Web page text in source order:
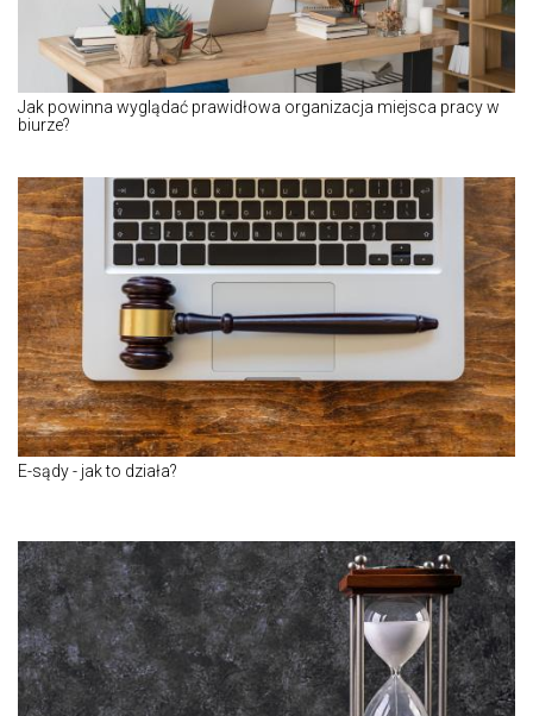
Jak powinna wyglądać prawidłowa organizacja miejsca pracy w
biurze?
E-sądy - jak to działa?